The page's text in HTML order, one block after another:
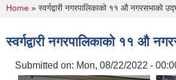
You are here
Home » स्वर्गद्वारी नगरपालिकाको ११ औ नगरसभाको
स्वर्गद्वारी नगरपालिकाको ११ औ
Submitted on: Mon, 08/22/2022 -